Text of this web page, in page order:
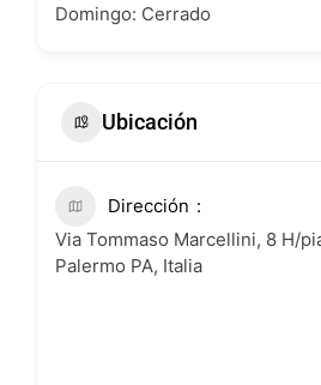
Domingo: Cerrado
Ubicación
Dirección
Via Tommaso Marcellini, 8 H/
Palermo PA, Italia